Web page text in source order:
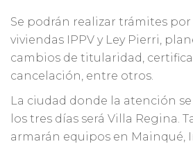
Se podrán realizar trámites
viviendas IPPV y Ley Pierri,
cambios de titularidad,
cancelación, entre otros.
La ciudad donde la atención
los tres días será Villa Regina.
armarán equipos en Mainqué,